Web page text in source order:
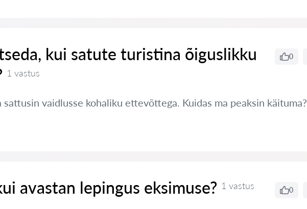
kui satute turistina õiguslikku
1 vastus
0
vaidlusse kohaliku ettevõttega. Kuidas ma peaksin käituma?
avastan lepingus eksimuse? 1 vastus 0